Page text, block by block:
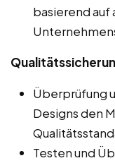
basierend auf
Überprüfung
Designs den
Testen und